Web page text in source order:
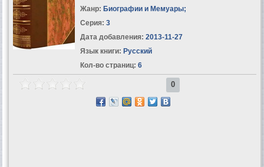
Жанр: Биографии и Мемуары;
Серия: 3
Дата добавления: 2013-11-27
Язык книги: Русский
Кол-во страниц: 6
0